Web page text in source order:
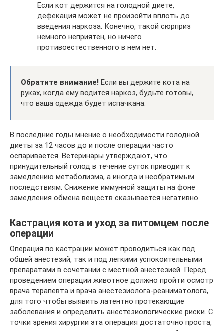
Если кот держится на голодной диете,
дефекация может не произойти вплоть до
введения наркоза. Конечно, такой сюрприз
немного неприятен, но ничего
противоестественного в нем нет.
Обратите внимание! Если вы держите кота на
руках, когда ему водится наркоз, будьте готовы,
что ваша одежда будет испачкана.
В последние годы мнение о необходимости голодной
диеты за 12 часов до и после операции часто
оспаривается. Ветеринары утверждают, что
принудительный голод в течение суток приводит к
замедлению метаболизма, а иногда и необратимым
последствиям. Снижение иммунной защиты на фоне
замедления обмена веществ сказывается негативно.
Кастрация кота и уход за питомцем после
операции
Операция по кастрации может проводиться как под
обшей анестезий, так и под легкими успокоительными
препаратами в сочетании с местной анестезией. Перед
проведением операции животное должно пройти осмотр
врача терапевта и врача анестезиолога-реаниматолога,
для того чтобы выявить латентно протекающие
заболевания и определить анестезиологические риски. С
точки зрения хирургии эта операция достаточно проста,